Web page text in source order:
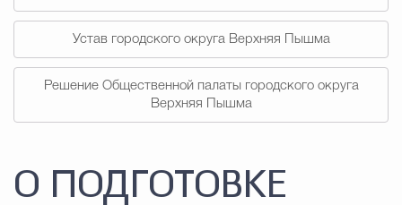
Устав городского округа Верхняя Пышма
Решение Общественной палаты городского округа
Верхняя Пышма
О ПОДГОТОВКЕ